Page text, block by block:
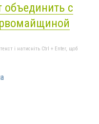
объединить с
і натисніть Ctrl + Enter, щоб